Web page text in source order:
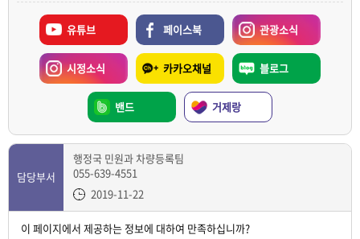
유튜브 페이스북 관광소식
시정소식 카카오채널 블로그
밴드 거제랑
담당부서
행정국 민원과 차량등록팀
055-639-4551
2019-11-22
이 페이지에서 제공하는 정보에 대하여 만족하십니까?